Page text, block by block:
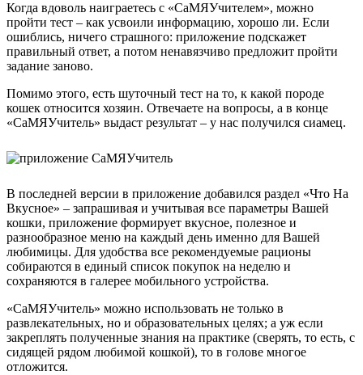
Когда вдоволь наиграетесь с «СаМЯУчителем», можно
пройти тест – как усвоили информацию, хорошо ли. Если
ошиблись, ничего страшного: приложение подскажет
правильный ответ, а потом ненавязчиво предложит пройти
задание заново.
Помимо этого, есть шуточный тест на то, к какой породе
кошек относится хозяин. Отвечаете на вопросы, а в конце
«СаМЯУчитель» выдаст результат – у нас получился сиамец.
В последней версии в приложение добавился раздел «Что На
Вкусное» – запрашивая и учитывая все параметры Вашей
кошки, приложение формирует вкусное, полезное и
разнообразное меню на каждый день именно для Вашей
любимицы. Для удобства все рекомендуемые рационы
собираются в единый список покупок на неделю и
сохраняются в галерее мобильного устройства.
«СаМЯУчитель» можно использовать не только в
развлекательных, но и образовательных целях; а уж если
закреплять полученные знания на практике (сверять, то есть, с
сидящей рядом любимой кошкой), то в голове многое
отложится.